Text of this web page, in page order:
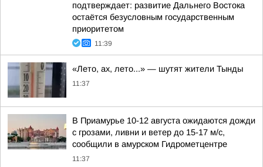
подтверждает: развитие Дальнего Востока
остаётся безусловным государственным
приоритетом
11:39
«Лето, ах, лето...» — шутят жители Тынды
11:37
В Приамурье 10-12 августа ожидаются дожди
с грозами, ливни и ветер до 15-17 м/с,
сообщили в амурском Гидрометцентре
11:37